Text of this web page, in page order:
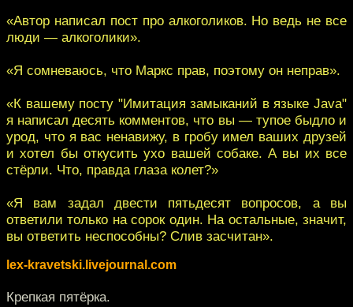
«Автор написал пост про алкоголиков. Но ведь не все
люди — алкоголики».
«Я сомневаюсь, что Маркс прав, поэтому он неправ».
«К вашему посту "Имитация замыканий в языке Java"
я написал десять комментов, что вы — тупое быдло и
урод, что я вас ненавижу, в гробу имел ваших друзей
и хотел бы откусить ухо вашей собаке. А вы их все
стёрли. Что, правда глаза колет?»
«Я вам задал двести пятьдесят вопросов, а вы
ответили только на сорок один. На остальные, значит,
вы ответить неспособны? Слив засчитан».
lex-kravetski.livejournal.com
Крепкая пятёрка.